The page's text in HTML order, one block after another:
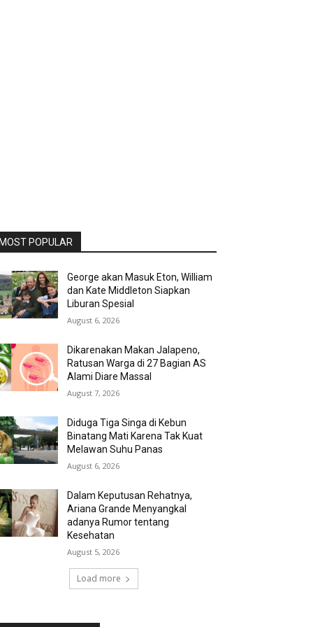
MOST POPULAR
George akan Masuk Eton, William
dan Kate Middleton Siapkan
Liburan Spesial
August 6, 2026
Dikarenakan Makan Jalapeno,
Ratusan Warga di 27 Bagian AS
Alami Diare Massal
August 7, 2026
Diduga Tiga Singa di Kebun
Binatang Mati Karena Tak Kuat
Melawan Suhu Panas
August 6, 2026
Dalam Keputusan Rehatnya,
Ariana Grande Menyangkal
adanya Rumor tentang
Kesehatan
August 5, 2026
Load more